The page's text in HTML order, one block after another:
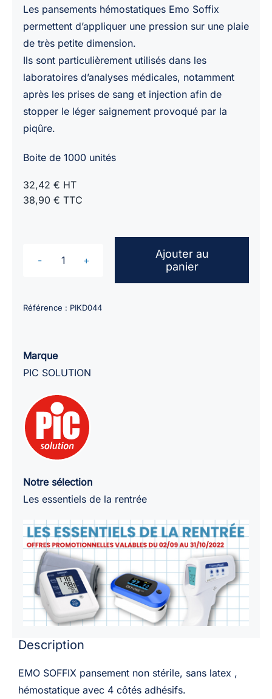
Les pansements hémostatiques Emo Soffix
permettent d’appliquer une pression sur une plaie
de très petite dimension.
Ils sont particulièrement utilisés dans les
laboratoires d’analyses médicales, notamment
après les prises de sang et injection afin de
stopper le léger saignement provoqué par la
piqûre.
Boite de 1000 unités
32,42 € HT
38,90 € TTC
quantité
Pansements
3.8cmx3.8cm
boîte
de
1000
Ajouter au
panier
Référence : PIKD044
Marque
PIC SOLUTION
Notre sélection
Les essentiels de la rentrée
Description
EMO SOFFIX pansement non stérile, sans latex ,
hémostatique avec 4 côtés adhésifs.